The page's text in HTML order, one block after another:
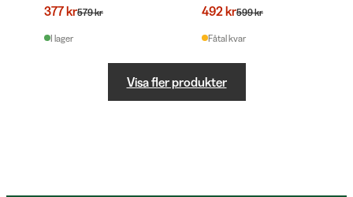
377 kr579 kr
I lager
492 kr599 kr
Fåtal kvar
Visa fler produkter